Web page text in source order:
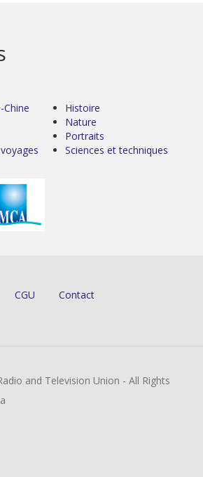
Chine
Histoire
Nature
Portraits
Sciences et techniques
CGU Contact
and Television Union - All Rights